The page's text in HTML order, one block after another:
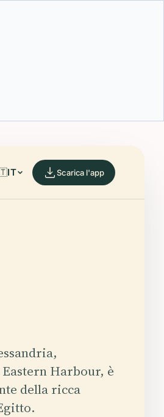
IT Scarica l'app
Harbour, è
della ricca